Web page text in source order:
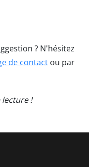
? N'hésitez
de contact ou par
!